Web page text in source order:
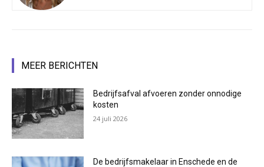
MEER BERICHTEN
Bedrijfsafval afvoeren zonder onnodige
kosten
24 juli 2026
De bedrijfsmakelaar in Enschede en de